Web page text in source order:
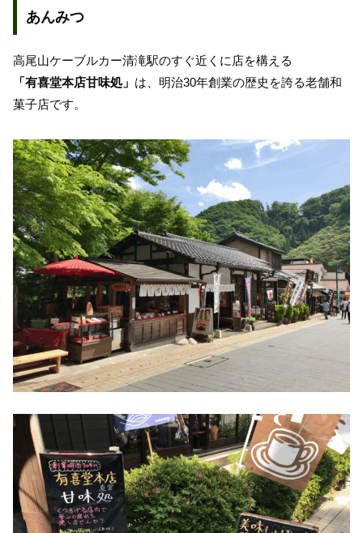
あんみつ
高尾山ケーブルカー清滝駅のすぐ近くに店を構える
「有喜堂本店甘味処」 は、明治30年創業の歴史を誇る老舗和
菓子店です。